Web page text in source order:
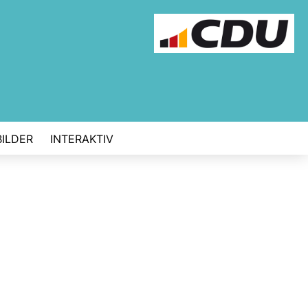
INTERAKTIV